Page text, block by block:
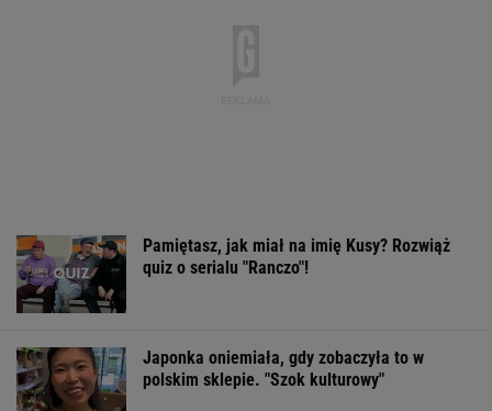
Pamiętasz, jak miał na imię Kusy? Rozwiąż
quiz o serialu "Ranczo"!
Japonka oniemiała, gdy zobaczyła to w
polskim sklepie. "Szok kulturowy"